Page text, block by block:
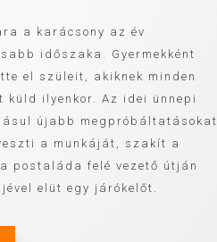
a karácsony az év
időszaka. Gyermekként
el szüleit, akiknek minden
küld ilyenkor. Az idei ünnepi
újabb megpróbáltatásokat
a munkáját, szakít a
postaláda felé vezető útján
elüt egy járókelőt.